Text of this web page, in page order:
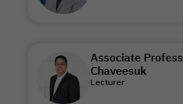
Associate
Chaveesuk
Lecturer